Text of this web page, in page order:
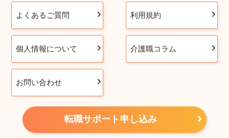
よくあるご質問 利用規約
個人情報について 介護職コラム
お問い合わせ
転職サポート申し込み